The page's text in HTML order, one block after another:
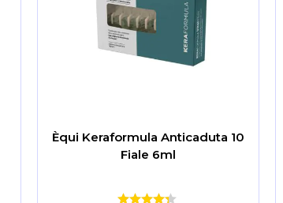
Èqui Keraformula Anticaduta 10
Fiale 6ml